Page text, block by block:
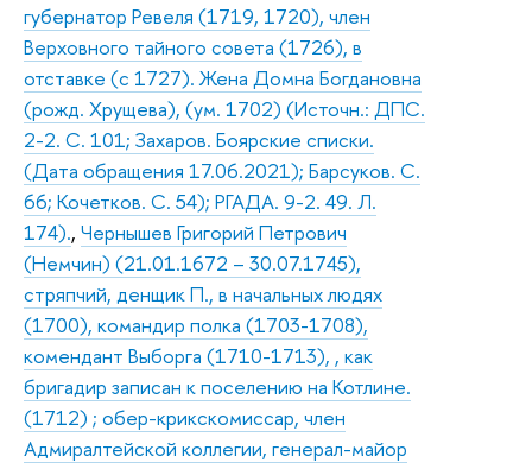
губернатор Ревеля (1719, 1720), член
Верховного тайного совета (1726), в
отставке (с 1727). Жена Домна Богдановна
(рожд. Хрущева), (ум. 1702) (Источн.: ДПС.
2-2. С. 101; Захаров. Боярские списки.
(Дата обращения 17.06.2021); Барсуков. С.
66; Кочетков. С. 54); РГАДА. 9-2. 49. Л.
174)., Чернышев Григорий Петрович
(Немчин) (21.01.1672 – 30.07.1745),
стряпчий, денщик П., в начальных людях
(1700), командир полка (1703-1708),
комендант Выборга (1710-1713), , как
бригадир записан к поселению на Котлине.
(1712) ; обер-крикскомиссар, член
Адмиралтейской коллегии, генерал-майор